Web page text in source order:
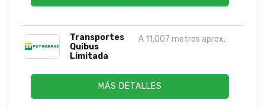
Transportes
Quibus
Limitada
A 11,007 metros aprox.
MÁS DETALLES